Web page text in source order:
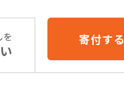
を 寄付する